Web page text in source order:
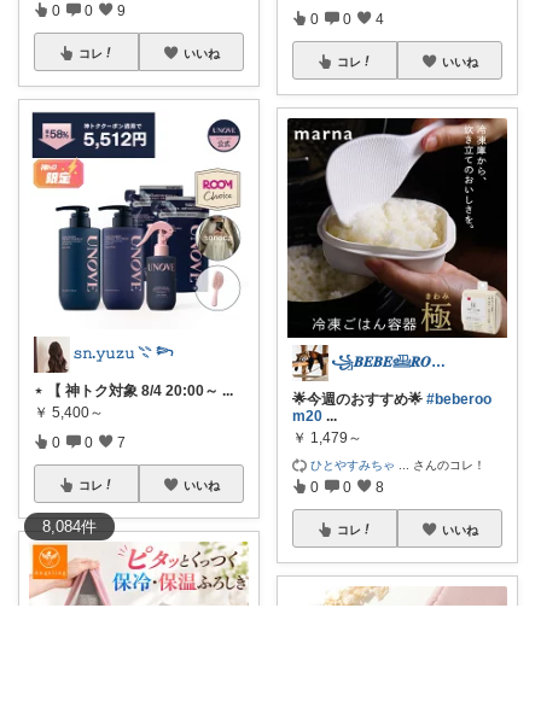
8,084件
0 0 9
コレ いいね
𝚜𝚗.𝚢𝚞𝚣𝚞 𓇢 𓆸
⋆ 【 神トク対象 8/4 20:00～ ...
￥ 5,400～
0 0 7
コレ いいね
0 0 4
コレ いいね
꧁𝑩𝑬𝑩𝑬𓊝𝑹𝑶𝑶𝑴꧂
🌟今週のおすすめ🌟 #beberoo
m20 ...
￥ 1,479～
ひとやすみちゃ さんのコレ！
0 0 8
コレ いいね